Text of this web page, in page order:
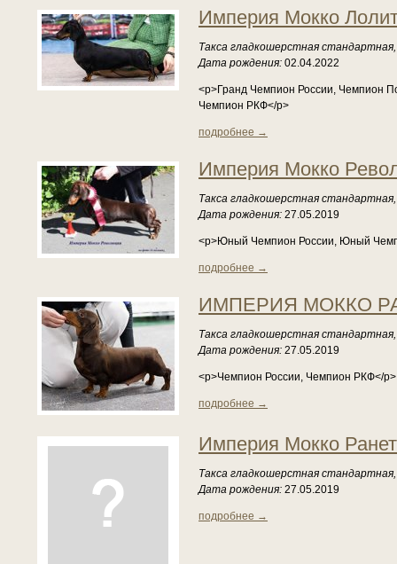
Империя Мокко
Такса гладкошерстная стандартная,
Дата рождения: 02.04.2022
<p>Гранд Чемпион России,
Чемпион РКФ</p>
подробнее →
Империя Мокко
Такса гладкошерстная стандартная,
Дата рождения: 27.05.2019
<p>Юный Чемпион России, Юный
подробнее →
ИМПЕРИЯ МОККО
Такса гладкошерстная стандартная,
Дата рождения: 27.05.2019
<p>Чемпион России, Чемпион РКФ</p>
подробнее →
Империя Мокко
Такса гладкошерстная стандартная,
Дата рождения: 27.05.2019
подробнее →